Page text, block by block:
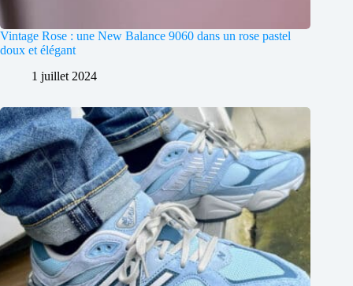
Vintage Rose : une New Balance 9060 dans un rose pastel
doux et élégant
1 juillet 2024